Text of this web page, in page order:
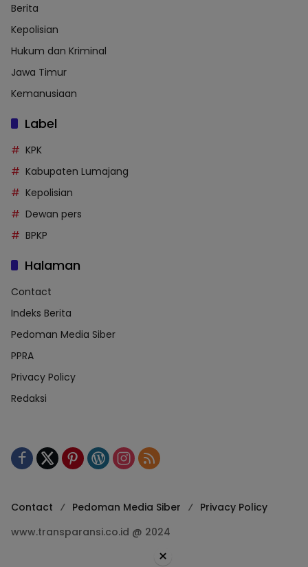
Berita
Kepolisian
Hukum dan Kriminal
Jawa Timur
Kemanusiaan
Label
KPK
Kabupaten Lumajang
Kepolisian
Dewan pers
BPKP
Halaman
Contact
Indeks Berita
Pedoman Media Siber
PPRA
Privacy Policy
Redaksi
Contact Pedoman Media Siber
Privacy Policy
www.transparansi.co.id @ 2024
×